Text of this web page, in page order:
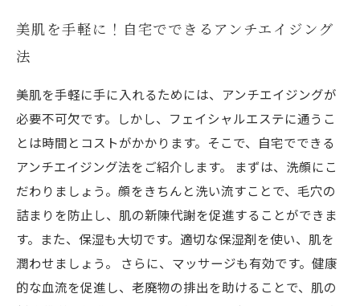
美肌を手軽に！自宅でできるアンチエイジング
法
美肌を手軽に手に入れるためには、アンチエイジングが
必要不可欠です。しかし、フェイシャルエステに通うこ
とは時間とコストがかかります。そこで、自宅でできる
アンチエイジング法をご紹介します。 まずは、洗顔にこ
だわりましょう。顔をきちんと洗い流すことで、毛穴の
詰まりを防止し、肌の新陳代謝を促進することができま
す。また、保湿も大切です。適切な保湿剤を使い、肌を
潤わせましょう。 さらに、マッサージも有効です。健康
的な血流を促進し、老廃物の排出を助けることで、肌の